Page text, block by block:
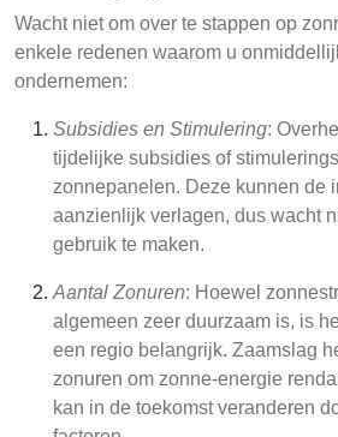
Wacht niet om over te stappen op
enkele redenen waarom u
ondernemen:
Subsidies en Stimulering:
tijdelijke subsidies of
zonnepanelen. Deze kunnen de
aanzienlijk verlagen, dus wacht
gebruik te maken.
Aantal Zonuren: Hoewel
algemeen zeer duurzaam is, is
een regio belangrijk. Zaamslag
zonuren om zonne-energie
kan in de toekomst veranderen